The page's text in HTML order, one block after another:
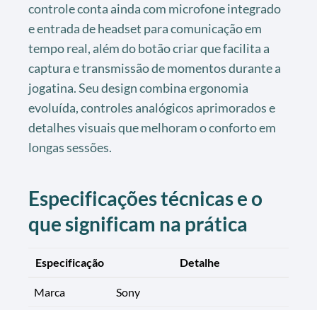
controle conta ainda com microfone integrado
e entrada de headset para comunicação em
tempo real, além do botão criar que facilita a
captura e transmissão de momentos durante a
jogatina. Seu design combina ergonomia
evoluída, controles analógicos aprimorados e
detalhes visuais que melhoram o conforto em
longas sessões.
Especificações técnicas e o
que significam na prática
Especificação Detalhe
Marca Sony